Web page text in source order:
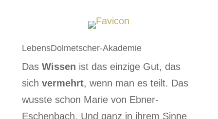
LebensDolmetscher-Akademie
Das Wissen ist das einzige Gut, das
sich vermehrt, wenn man es teilt. Das
wusste schon Marie von Ebner-
Eschenbach. Und ganz in ihrem Sinne